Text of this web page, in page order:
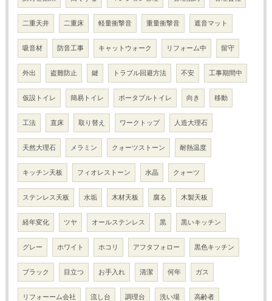
二重天井 二重床 軽量衝撃音 重量衝撃音 遮音マット
吸音材 防音工事 キャットウォーク リフォーム中 留守
外出 盗難防止 鍵 トラブル回避方法 不安 工事期間中
仮設トイレ 簡易トイレ ポータブルトイレ 向き 移動
工法 直床 取り替え ワークトップ 人造大理石
天然大理石 メラミン クォーツストーン 耐熱温度
キッチン天板 フィオレストーン 水晶 クォーツ
ステンレス天板 水垢 木材天板 腐る 木製天板
経年変化 ツヤ オールステンレス 黒 黒いキッチン
グレー ホワイト ホコリ アフタフォロー 黒色キッチン
ブラック 目立つ お手入れ 清潔 何年 ガス
リフォーーム会社 流し台 調理台 洗い場 高齢者